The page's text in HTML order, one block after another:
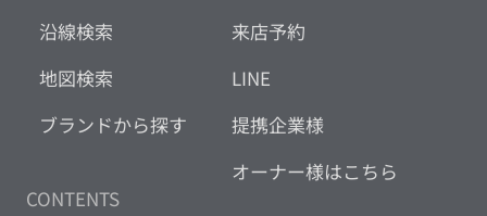
沿線検索
地図検索
ブランドから探す
来店予約
LINE
提携企業様
オーナー様はこちら
CONTENTS